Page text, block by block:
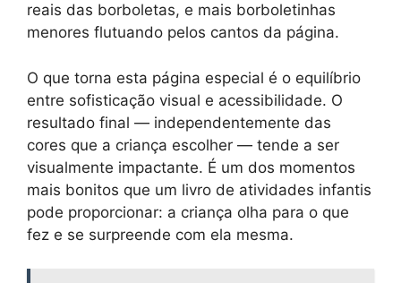
reais das borboletas, e mais borboletinhas
menores flutuando pelos cantos da página.
O que torna esta página especial é o equilíbrio
entre sofisticação visual e acessibilidade. O
resultado final — independentemente das
cores que a criança escolher — tende a ser
visualmente impactante. É um dos momentos
mais bonitos que um livro de atividades infantis
pode proporcionar: a criança olha para o que
fez e se surpreende com ela mesma.